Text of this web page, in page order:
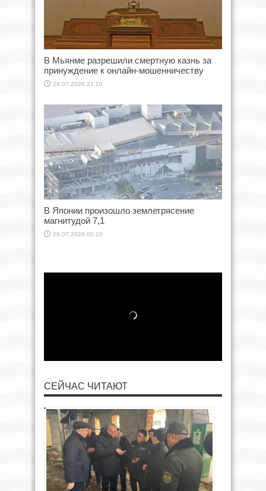
В Мьянме разрешили смертную казнь за
принуждение к онлайн-мошенничеству
29.07.2026 21:10
В Японии произошло землетрясение
магнитудой 7,1
29.07.2026 00:10
СЕЙЧАС ЧИТАЮТ